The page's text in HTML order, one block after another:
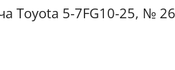
Toyota 5-7FG10-25, №